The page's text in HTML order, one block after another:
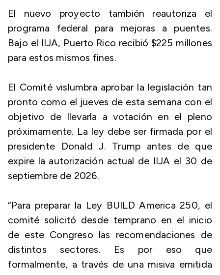
El nuevo proyecto también reautoriza el
programa federal para mejoras a puentes.
Bajo el IIJA, Puerto Rico recibió $225 millones
para estos mismos fines.
El Comité vislumbra aprobar la legislación tan
pronto como el jueves de esta semana con el
objetivo de llevarla a votación en el pleno
próximamente. La ley debe ser firmada por el
presidente Donald J. Trump antes de que
expire la autorización actual de IIJA el 30 de
septiembre de 2026.
“Para preparar la Ley BUILD America 250, el
comité solicitó desde temprano en el inicio
de este Congreso las recomendaciones de
distintos sectores. Es por eso que
formalmente, a través de una misiva emitida